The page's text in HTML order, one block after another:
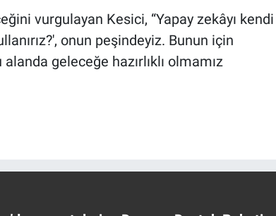
vurgulayan Kesici, “Yapay zekâyı kendi
onun peşindeyiz. Bunun için
geleceğe hazırlıklı olmamız